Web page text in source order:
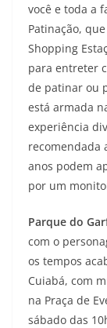
você e toda a
Patinação,
Shopping
para entreter
de patinar ou
está armada
experiência
recomendada
anos podem
por um
Parque do
com o
os tempos
Cuiabá, com
na Praça de
sábado das